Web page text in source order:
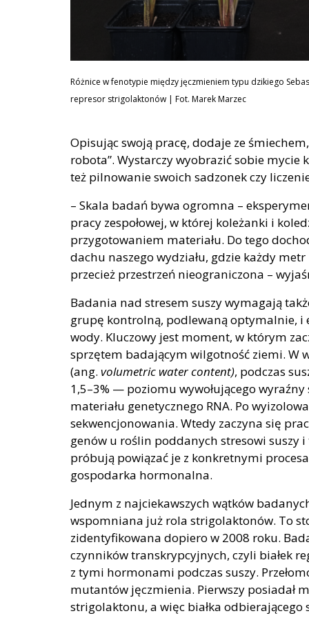
Różnice w fenotypie między jęczmieniem typu dzikiego
represor strigolaktonów | Fot. Marek Marzec
Opisując swoją pracę, dodaje ze
robota”. Wystarczy wyobrazić sobie
też pilnowanie swoich sadzonek czy
– Skala badań bywa ogromna –
pracy zespołowej, w której koleżanki i
przygotowaniem materiału. Do tego
dachu naszego wydziału, gdzie każdy
przecież przestrzeń nieograniczona –
Badania nad stresem suszy wymagają
grupę kontrolną, podlewaną optymalnie, i
wody. Kluczowy jest moment, w którym
sprzętem badającym wilgotność ziemi. W
(ang. volumetric water content), podczas
1,5–3% — poziomu wywołującego
materiału genetycznego RNA. Po
sekwencjonowania. Wtedy zaczyna się
genów u roślin poddanych stresowi suszy
próbują powiązać je z konkretnymi
gospodarka hormonalna.
Jednym z najciekawszych wątków
wspomniana już rola strigolaktonów. To
zidentyfikowana dopiero w 2008 roku.
czynników transkrypcyjnych, czyli białek
z tymi hormonami podczas suszy.
mutantów jęczmienia. Pierwszy posiadał
strigolaktonu, a więc białka